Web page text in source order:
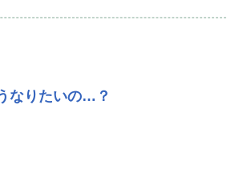
なりたいの…？